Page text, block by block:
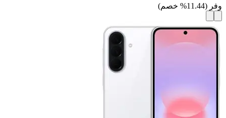
وفر (
11.44
% خصم)